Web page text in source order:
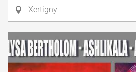
Xertigny